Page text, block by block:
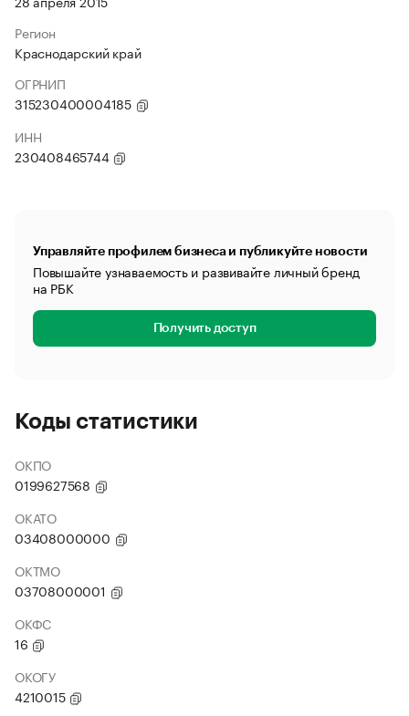
Регион
Краснодарский край
ОГРНИП
315230400004185
ИНН
230408465744
Управляйте профилем бизнеса и публикуйте новости
Повышайте узнаваемость и развивайте личный бренд
на РБК
Получить доступ
Коды статистики
ОКПО
0199627568
ОКАТО
03408000000
ОКТМО
03708000001
ОКФС
16
ОКОГУ
4210015